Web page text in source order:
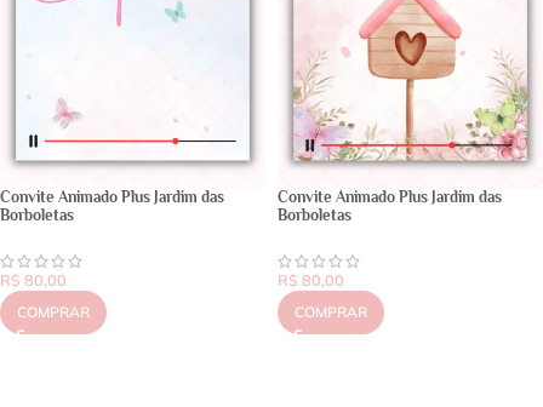
Convite Animado Plus Jardim das
Borboletas
R$ 80,00
COMPRAR
Convite Animado Plus Jardim das
Borboletas
R$ 80,00
COMPRAR